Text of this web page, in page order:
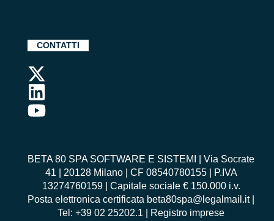
CONTATTI
BETA 80 SPA SOFTWARE E SISTEMI | Via Socrate
41 | 20128 Milano | CF 08540780155 | P.IVA
13274760159 | Capitale sociale € 150.000 i.v.
Posta elettronica certificata beta80spa@legalmail.it |
Tel: +39 02 25202.1 | Registro imprese